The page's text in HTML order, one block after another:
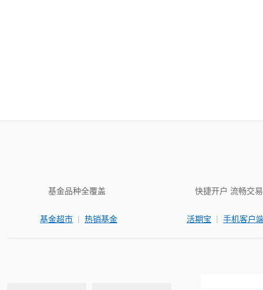
基金品种全覆盖
基金超市 | 热销基金
快捷开户 流畅交易
活期宝 | 手机客户